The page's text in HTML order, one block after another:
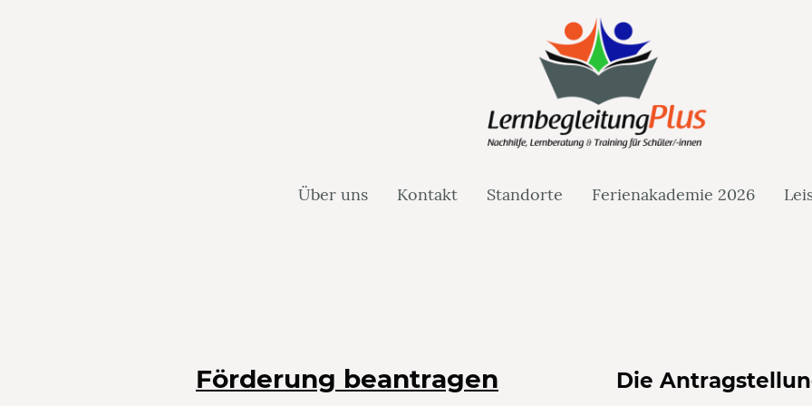
Über uns Kontakt Standorte Ferienakademie 2026
Förderung beantragen Die